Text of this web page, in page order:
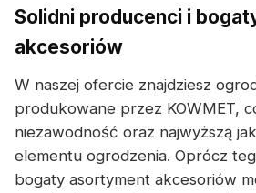
Solidni producenci i
akcesoriów
W naszej ofercie znajdziesz
produkowane przez KOWMET,
niezawodność oraz najwyższą
elementu ogrodzenia. Oprócz
bogaty asortyment akcesoriów